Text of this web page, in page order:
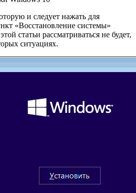
и следует нажать для
«Восстановление системы»
статьи рассматриваться не будет,
ситуациях.